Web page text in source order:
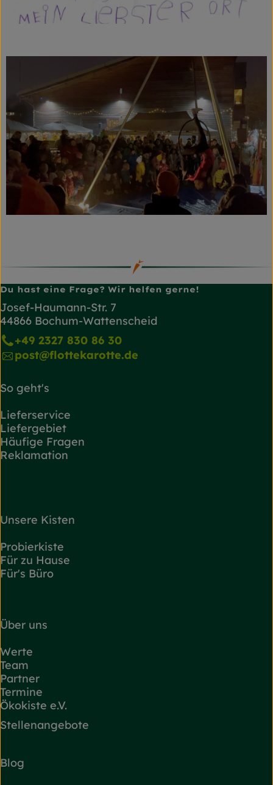
Du hast eine Frage? Wir helfen gerne!
Josef-Haumann-Str. 7
44866 Bochum-Wattenscheid
+49 2327 830 86 30
post@flottekarotte.de
So geht's
Lieferservice
Liefergebiet
Häufige Fragen
Reklamation
Unsere Kisten
Probierkiste
Für zu Hause
Für's Büro
Über uns
Werte
Team
Partner
Termine
Ökokiste e.V.
Stellenangebote
Blog